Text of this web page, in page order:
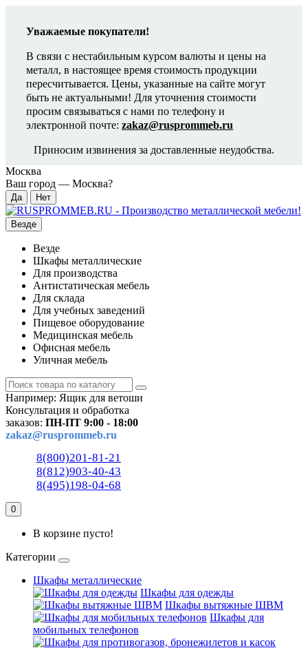
Уважаемые покупатели!
В связи с нестабильным курсом валюты и цены на
металл, в настоящее время стоимость продукции
пересчитывается. Цены, указанные на сайте могут
быть не актуальными! Для уточнения стоимости
просим связываться с нами по телефону и
электронной почте: zakaz@rusprommeb.ru
Приносим извинения за доставленные неудобства.
Москва
Ваш город — Москва?
Везде
Везде
Шкафы металлические
Для производства
Антистатическая мебель
Для склада
Для учебных заведений
Пищевое оборудование
Медицинская мебель
Офисная мебель
Уличная мебель
Например: Ящик для ветоши
Консультация и обработка
заказов: ПН-ПТ 9:00 - 18:00
zakaz@rusprommeb.ru
8(800)201-81-21
8(812)903-40-43
8(495)198-04-68
0
В корзине пусто!
Категории
Шкафы металлические
Шкафы для одежды
Шкафы вытяжные ШВМ
Шкафы для
мобильных телефонов